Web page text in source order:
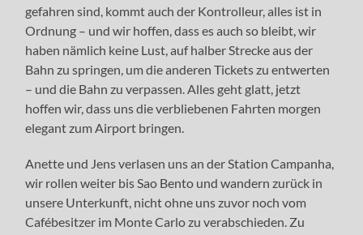
gefahren sind, kommt auch der Kontrolleur, alles ist in
Ordnung – und wir hoffen, dass es auch so bleibt, wir
haben nämlich keine Lust, auf halber Strecke aus der
Bahn zu springen, um die anderen Tickets zu entwerten
– und die Bahn zu verpassen. Alles geht glatt, jetzt
hoffen wir, dass uns die verbliebenen Fahrten morgen
elegant zum Airport bringen.
Anette und Jens verlasen uns an der Station Campanha,
wir rollen weiter bis Sao Bento und wandern zurück in
unsere Unterkunft, nicht ohne uns zuvor noch vom
Cafébesitzer im Monte Carlo zu verabschieden. Zu